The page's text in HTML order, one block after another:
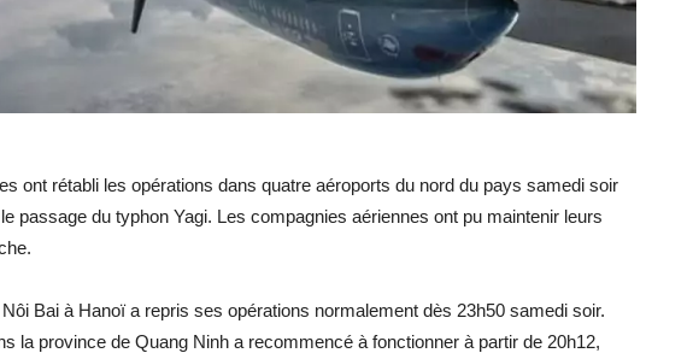
ont rétabli les opérations dans quatre aéroports du nord du pays samedi soir
passage du typhon Yagi. Les compagnies aériennes ont pu maintenir leurs
Nôi Bai à Hanoï a repris ses opérations normalement dès 23h50 samedi soir.
la province de Quang Ninh a recommencé à fonctionner à partir de 20h12,